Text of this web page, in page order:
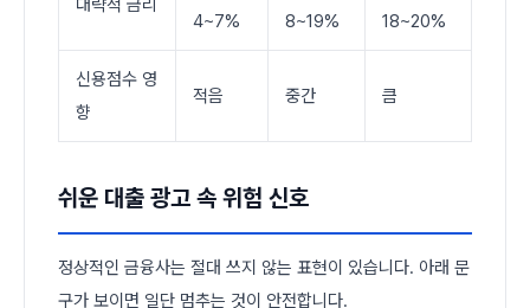
4~7%
8~19%
18~20%
신용점수 영
향
적음 중간 큼
쉬운 대출 광고 속 위험 신호
정상적인 금융사는 절대 쓰지 않는 표현이 있습니다. 아래 문
구가 보이면 일단 멈추는 것이 안전합니다.